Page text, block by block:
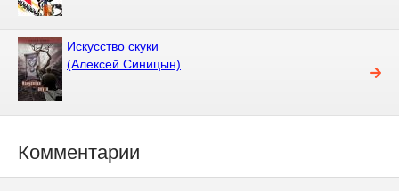
Искусство скуки
(Алексей Синицын)
Комментарии